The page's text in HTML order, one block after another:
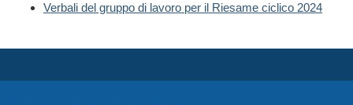
Verbali del gruppo di lavoro per il Riesame ciclico 2024